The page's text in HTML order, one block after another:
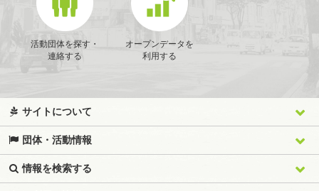
活動団体を探す・
連絡する
オープンデータを
利用する
サイトについて
団体・活動情報
情報を検索する